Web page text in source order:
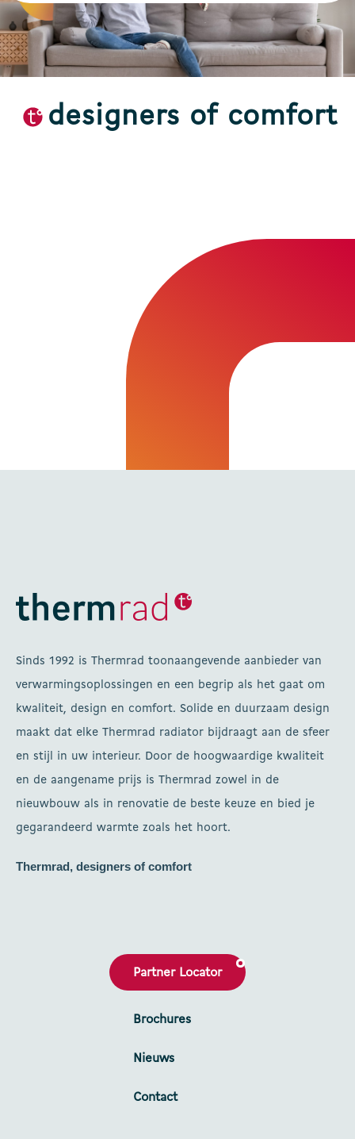
designers of comfort
Sinds 1992 is Thermrad toonaangevende aanbieder van
verwarmingsoplossingen en een begrip als het gaat om
kwaliteit, design en comfort. Solide en duurzaam design
maakt dat elke Thermrad radiator bijdraagt aan de sfeer
en stijl in uw interieur. Door de hoogwaardige kwaliteit
en de aangename prijs is Thermrad zowel in de
nieuwbouw als in renovatie de beste keuze en bied je
gegarandeerd warmte zoals het hoort.
Thermrad, designers of comfort
Partner Locator
Brochures
Nieuws
Contact